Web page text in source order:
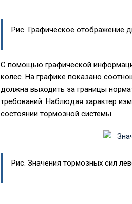
Рис. Графическое отображение
С помощью графической
колес. На графике показано
должна выходить за границы
требований. Наблюдая характер
состоянии тормозной системы.
Рис. Значения тормозных сил